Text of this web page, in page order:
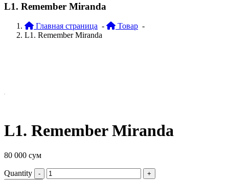
L1. Remember Miranda
Главная страница - Товар -
L1. Remember Miranda
L1. Remember Miranda
80 000 сум
Quantity